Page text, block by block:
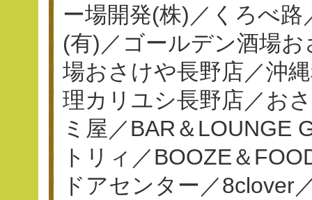
ー場開発(株)／くろべ
(有)／ゴールデン酒場
場おさけや長野店／沖
理カリユシ長野店／お
ミ屋／BAR＆LOUNGE
トリィ／BOOZE＆
ドアセンター／8clover